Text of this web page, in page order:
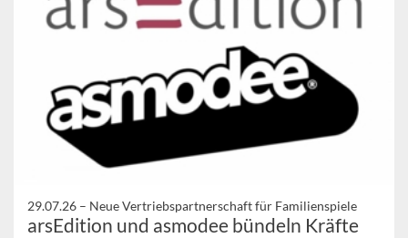
29.07.26 – Neue Vertriebspartnerschaft für Familienspiele
arsEdition und asmodee bündeln Kräfte